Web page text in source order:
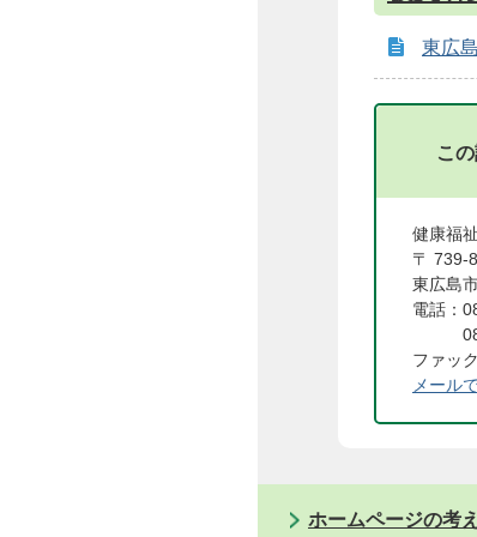
東広
こ
健康福
〒 739-
東広島
電話：
082-
ファッ
メール
ホームページの考